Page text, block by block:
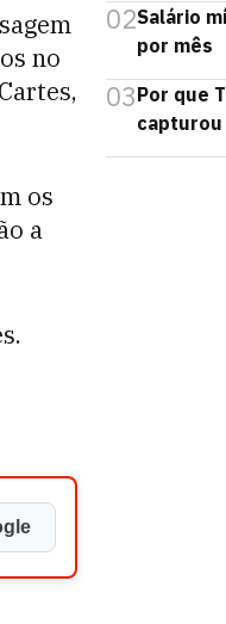
no
os
a
02Salário
por mês
03Por que
capturou